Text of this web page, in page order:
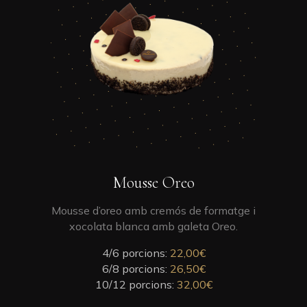
multiple
The
options
may
chosen
page
This
product
has
multiple
The
options
may
Mousse Oreo
Mousse d’oreo amb cremós de formatge i
xocolata blanca amb galeta Oreo.
4/6 porcions: 22,00€
6/8 porcions: 26,50€
10/12 porcions: 32,00€